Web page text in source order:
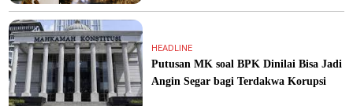
HEADLINE
Putusan MK soal BPK Dinilai Bisa Jadi
Angin Segar bagi Terdakwa Korupsi